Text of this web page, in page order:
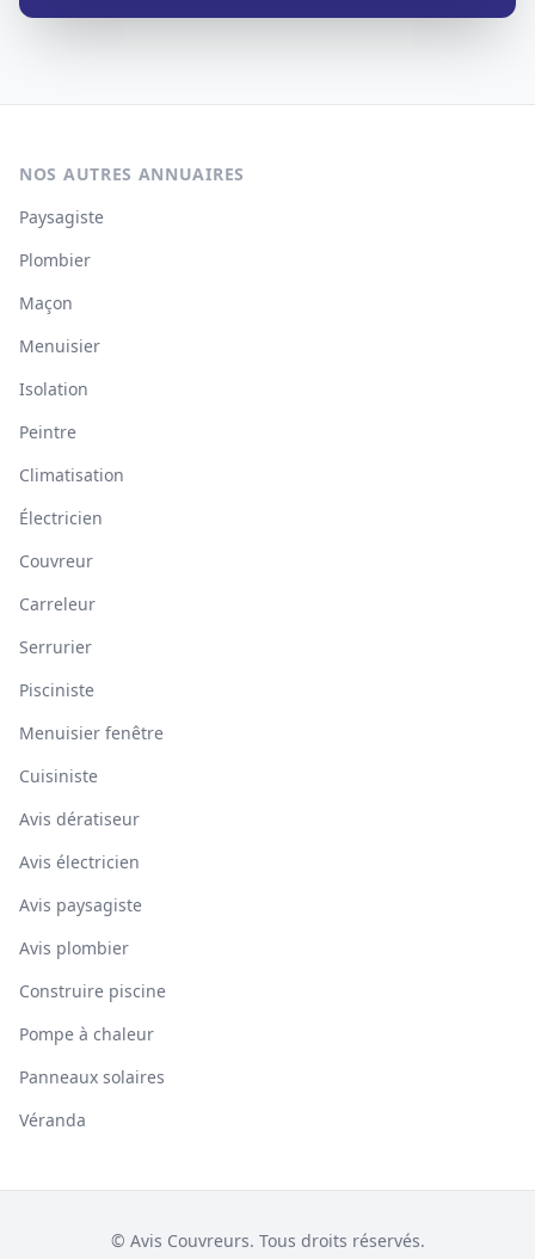
NOS AUTRES ANNUAIRES
Paysagiste
Plombier
Maçon
Menuisier
Isolation
Peintre
Climatisation
Électricien
Couvreur
Carreleur
Serrurier
Pisciniste
Menuisier fenêtre
Cuisiniste
Avis dératiseur
Avis électricien
Avis paysagiste
Avis plombier
Construire piscine
Pompe à chaleur
Panneaux solaires
Véranda
© Avis Couvreurs. Tous droits réservés.